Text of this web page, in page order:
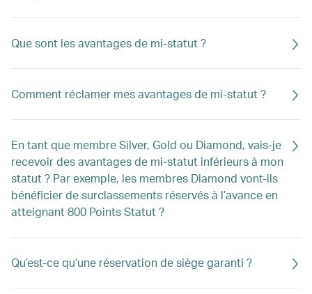
Que sont les avantages de mi-statut ?
Comment réclamer mes avantages de mi-statut ?
En tant que membre Silver, Gold ou Diamond, vais-je
recevoir des avantages de mi-statut inférieurs à mon
statut ? Par exemple, les membres Diamond vont-ils
bénéficier de surclassements réservés à l’avance en
atteignant 800 Points Statut ?
Qu’est-ce qu’une réservation de siège garanti ?